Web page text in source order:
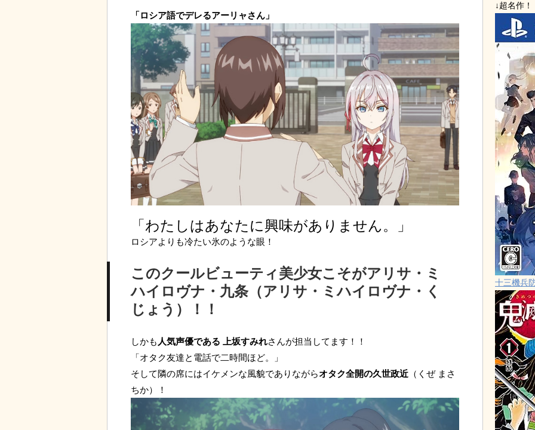
「ロシア語でデレるアーリャさん」
「わたしはあなたに興味がありません。」
ロシアよりも冷たい氷のような眼！
このクールビューティ美少女こそがアリサ・ミ
ハイロヴナ・九条（アリサ・ミハイロヴナ・く
じょう）！！
しかも 人気声優である 上坂すみれさんが担当してます！！
「オタク友達と電話で二時間ほど。」
そして隣の席にはイケメンな風貌でありながらオタク全開の久世政近 （くぜ まさ
ちか）！
↓超名作！
十三機兵